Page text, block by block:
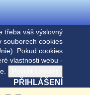
třeba váš výslovný
souborech cookies
Pokud cookies
vlastnosti webu -
PŘIHLÁŠENÍ